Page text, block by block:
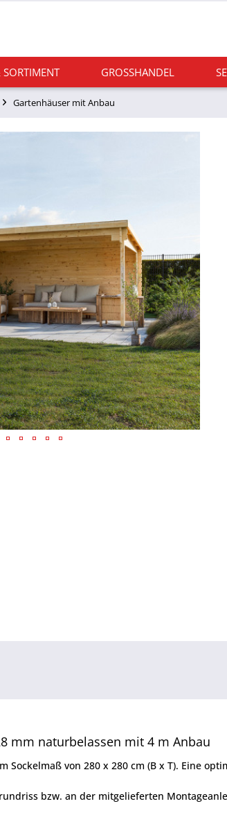
SORTIMENT GROSSHANDEL
Gartenhäuser mit Anbau
mm naturbelassen mit 4 m Anbau
Sockelmaß von 280 x 280 cm (B x T). Eine
bzw. an der mitgelieferten